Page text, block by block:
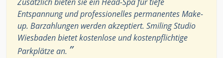
Entspannung und professionelles permanentes Make-
up. Barzahlungen werden akzeptiert. Smiling Studio
Wiesbaden bietet kostenlose und kostenpflichtige
Parkplätze an. ”